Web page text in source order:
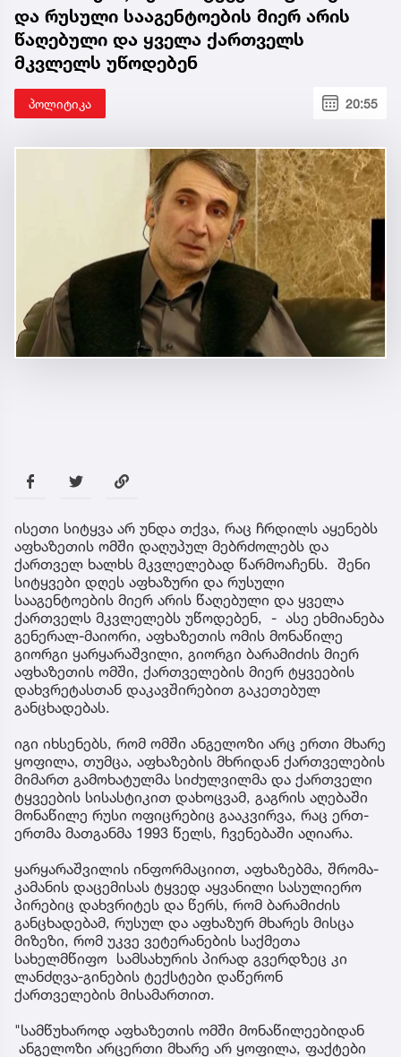
და რუსული სააგენტოების მიერ არის
წაღებული და ყველა ქართველს
მკვლელს უწოდებენ
პოლიტიკა 20:55
ისეთი სიტყვა არ უნდა თქვა, რაც ჩრდილს აყენებს
აფხაზეთის ომში დაღუპულ მებრძოლებს და
ქართველ ხალხს მკვლელებად წარმოაჩენს. შენი
სიტყვები დღეს აფხაზური და რუსული
სააგენტოების მიერ არის წაღებული და ყველა
ქართველს მკვლელებს უწოდებენ, - ასე ეხმიანება
გენერალ-მაიორი, აფხაზეთის ომის მონაწილე
გიორგი ყარყარაშვილი, გიორგი ბარამიძის მიერ
აფხაზეთის ომში, ქართველების მიერ ტყვეების
დახვრეტასთან დაკავშირებით გაკეთებულ
განცხადებას.
იგი იხსენებს, რომ ომში ანგელოზი არც ერთი მხარე
ყოფილა, თუმცა, აფხაზების მხრიდან ქართველების
მიმართ გამოხატულმა სიძულვილმა და ქართველი
ტყვეების სისასტიკით დახოცვამ, გაგრის აღებაში
მონაწილე რუსი ოფიცრებიც გააკვირვა, რაც ერთ-
ერთმა მათგანმა 1993 წელს, ჩვენებაში აღიარა.
ყარყარაშვილის ინფორმაციით, აფხაზებმა, შრომა-
კამანის დაცემისას ტყვედ აყვანილი სასულიერო
პირებიც დახვრიტეს და წერს, რომ ბარამიძის
განცხადებამ, რუსულ და აფხაზურ მხარეს მისცა
მიზეზი, რომ უკვე ვეტერანების საქმეთა
სახელმწიფო სამსახურის პირად გვერდზეც კი
ლანძღვა-გინების ტექსტები დაწერონ
ქართველების მისამართით.
"სამწუხაროდ აფხაზეთის ომში მონაწილეებიდან
ანგელოზი არცერთი მხარე არ ყოფილა, ფაქტები